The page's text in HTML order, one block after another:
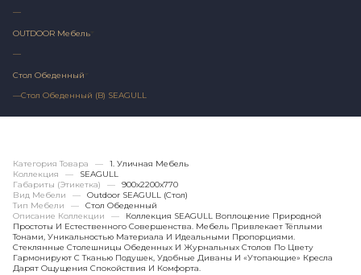
—
OUTDOOR Мебель
—
Стол Обеденный
—Стол Обеденный (B) SEAGULL
Категория Товара —
1. Уличная Мебель
Коллекция
—
SEAGULL
Габариты (этикетка)
—
900х2200x770
Вид Мебели
—
Outdoor SEAGULL (стол)
Тип Мебели
—
Стол Обеденный
Описание Коллекции
—
Коллекция SEAGULL Воплощение Природной
Простоты И Естественного Совершенства. Мебель Привлекает Тёплыми
Тонами, Уникальностью Материала И Идеальными Пропорциями.
Стеклянные Столешницы Обеденных И Журнальных Столов По Цвету
Гармонируют С Тканью Подушек, Удобные Диваны И «утопающие» Кресла
Дарят Ощущения Спокойствия И Комфорта.